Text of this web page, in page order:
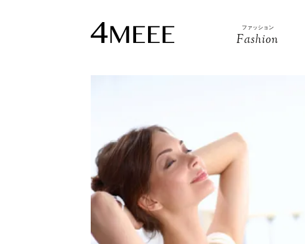
ファッション
Fashion